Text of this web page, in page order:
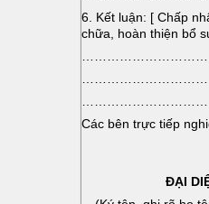
6. Kết luận: [ Chấp
chữa, hoàn thiện bổ
Các bên trực tiếp
ĐẠI